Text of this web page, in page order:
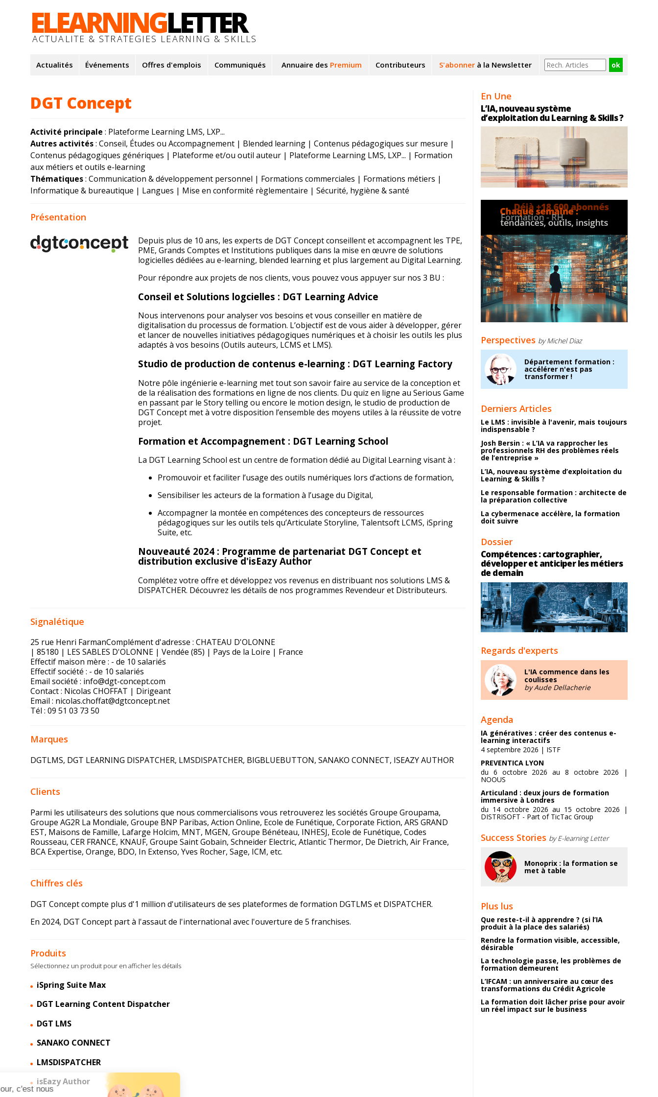
Bonjour, c'est nous
ELEARNINGLETTER
ACTUALITE & STRATEGIES LEARNING & SKILLS
Actualités Événements Offres d'emplois Communiqués Annuaire des Premium Contributeurs S'abonner à la Newsletter
DGT Concept
Activité principale : Plateforme Learning LMS, LXP...
Autres activités: Conseil, Études ou Accompagnement | Blended learning | Contenus pédagogiques sur mesure |
Contenus pédagogiques génériques | Plateforme et/ou outil auteur | Plateforme Learning LMS, LXP... | Formation
aux métiers et outils e-learning
Thématiques: Communication & développement personnel | Formations commerciales | Formations métiers |
Informatique & bureautique | Langues | Mise en conformité règlementaire | Sécurité, hygiène & santé
Présentation
Depuis plus de 10 ans, les experts de DGT Concept conseillent et accompagnent les TPE,
PME, Grands Comptes et Institutions publiques dans la mise en œuvre de solutions
logicielles dédiées au e-learning, blended learning et plus largement au Digital Learning.
Pour répondre aux projets de nos clients, vous pouvez vous appuyer sur nos 3 BU :
Conseil et Solutions logcielles : DGT Learning Advice
Nous intervenons pour analyser vos besoins et vous conseiller en matière de
digitalisation du processus de formation. L’objectif est de vous aider à développer, gérer
et lancer de nouvelles initiatives pédagogiques numériques et à choisir les outils les plus
adaptés à vos besoins (Outils auteurs, LCMS et LMS).
Studio de production de contenus e-learning : DGT Learning Factory
Notre pôle ingénierie e-learning met tout son savoir faire au service de la conception et
de la réalisation des formations en ligne de nos clients. Du quiz en ligne au Serious Game
en passant par le Story telling ou encore le motion design, le studio de production de
DGT Concept met à votre disposition l’ensemble des moyens utiles à la réussite de votre
projet.
Formation et Accompagnement : DGT Learning School
La DGT Learning School est un centre de formation dédié au Digital Learning visant à :
Promouvoir et faciliter l’usage des outils numériques lors d’actions de formation,
Sensibiliser les acteurs de la formation à l’usage du Digital,
Accompagner la montée en compétences des concepteurs de ressources
pédagogiques sur les outils tels qu’Articulate Storyline, Talentsoft LCMS, iSpring
Suite, etc.
Nouveauté 2024 : Programme de partenariat DGT Concept et
distribution exclusive d'isEazy Author
Complétez votre offre et développez vos revenus en distribuant nos solutions LMS &
DISPATCHER. Découvrez les détails de nos programmes Revendeur et Distributeurs.
Signalétique
25 rue Henri FarmanComplément d'adresse : CHATEAU D'OLONNE
| 85180 | LES SABLES D'OLONNE | Vendée (85) | Pays de la Loire | France
Effectif maison mère : - de 10 salariés
Effectif société : - de 10 salariés
Email société : info@dgt-concept.com
Contact : Nicolas CHOFFAT | Dirigeant
Email : nicolas.choffat@dgtconcept.net
Tél : 09 51 03 73 50
Marques
DGTLMS, DGT LEARNING DISPATCHER, LMSDISPATCHER, BIGBLUEBUTTON, SANAKO CONNECT, ISEAZY AUTHOR
Clients
Parmi les utilisateurs des solutions que nous commercialisons vous retrouverez les sociétés Groupe Groupama,
Groupe AG2R La Mondiale, Groupe BNP Paribas, Action Online, Ecole de Funétique, Corporate Fiction, ARS GRAND
EST, Maisons de Famille, Lafarge Holcim, MNT, MGEN, Groupe Bénéteau, INHESJ, Ecole de Funétique, Codes
Rousseau, CER FRANCE, KNAUF, Groupe Saint Gobain, Schneider Electric, Atlantic Thermor, De Dietrich, Air France,
BCA Expertise, Orange, BDO, In Extenso, Yves Rocher, Sage, ICM, etc.
Chiffres clés
DGT Concept compte plus d'1 million d'utilisateurs de ses plateformes de formation DGTLMS et DISPATCHER.
En 2024, DGT Concept part à l'assaut de l'international avec l'ouverture de 5 franchises.
Produits
Sélectionnez un produit pour en afficher les détails
iSpring Suite Max
DGT Learning Content Dispatcher
DGT LMS
SANAKO CONNECT
LMSDISPATCHER
isEazy Author
En Une
L’IA, nouveau système
d’exploitation du Learning & Skills ?
Perspectives by Michel Diaz
Département formation :
accélérer n'est pas
transformer !
Derniers Articles
Le LMS : invisible à l'avenir, mais toujours
indispensable ?
Josh Bersin : « L’IA va rapprocher les
professionnels RH des problèmes réels
de l’entreprise »
L’IA, nouveau système d’exploitation du
Learning & Skills ?
Le responsable formation : architecte de
la préparation collective
La cybermenace accélère, la formation
doit suivre
Dossier
Compétences : cartographier,
développer et anticiper les métiers
de demain
Regards d'experts
L'IA commence dans les
coulisses
by Aude Dellacherie
Agenda
IA génératives : créer des contenus e-
learning interactifs
4 septembre 2026 | ISTF
PREVENTICA LYON
du 6 octobre 2026 au 8 octobre 2026 |
NOOUS
Articuland : deux jours de formation
immersive à Londres
du 14 octobre 2026 au 15 octobre 2026 |
DISTRISOFT - Part of TicTac Group
Success Stories by E-learning Letter
Monoprix : la formation se
met à table
Plus lus
Que reste-t-il à apprendre ? (si l’IA
produit à la place des salariés)
Rendre la formation visible, accessible,
désirable
La technologie passe, les problèmes de
formation demeurent
L’IFCAM : un anniversaire au cœur des
transformations du Crédit Agricole
La formation doit lâcher prise pour avoir
un réel impact sur le business